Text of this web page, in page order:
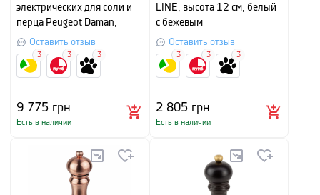
электрических для соли и
перца Peugeot Daman,
высота 16 см, черный
Оставить отзыв
9 775 грн
Есть в наличии
3 3 3
LINE, высота 12 см, белый
с бежевым
Оставить отзыв
2 805 грн
Есть в наличии
3 3 3